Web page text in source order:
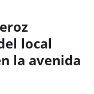
local
la avenida